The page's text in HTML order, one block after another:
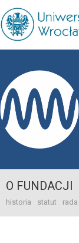
O FUNDACJI
historia statut rada